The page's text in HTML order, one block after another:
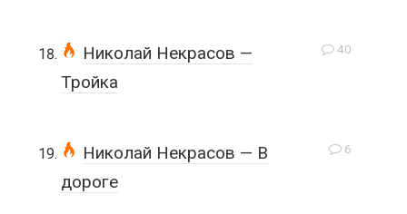
40
Николай Некрасов —
Тройка
6
Николай Некрасов — В
дороге